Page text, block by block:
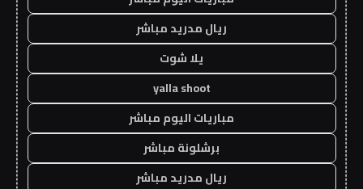
ريال مدريد مباشر
يلا شوت
yalla shoot
مباريات اليوم مباشر
برشلونة مباشر
ريال مدريد مباشر